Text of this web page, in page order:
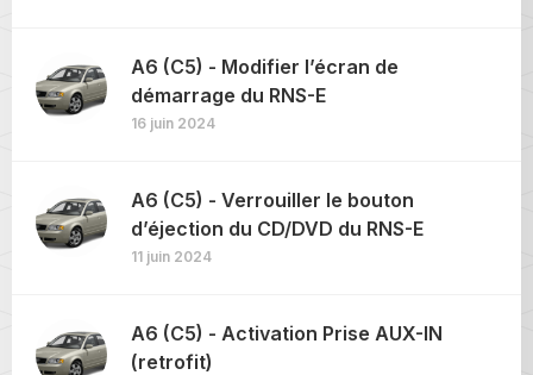
A6 (C5) - Modifier l’écran de
démarrage du RNS-E
16 juin 2024
A6 (C5) - Verrouiller le bouton
d’éjection du CD/DVD du RNS-E
11 juin 2024
A6 (C5) - Activation Prise AUX-IN
(retrofit)